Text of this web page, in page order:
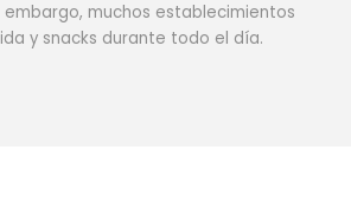
embargo, muchos establecimientos
y snacks durante todo el día.